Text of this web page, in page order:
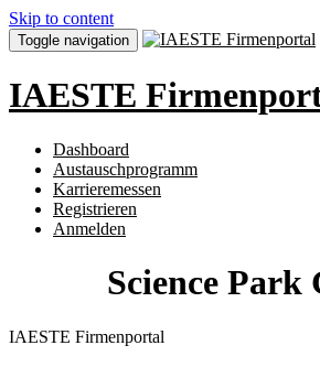
Skip to content
Toggle navigation
IAESTE
Dashboard
Austauschprogramm
Karrieremessen
Registrieren
Anmelden
Science Park
IAESTE Firmenportal